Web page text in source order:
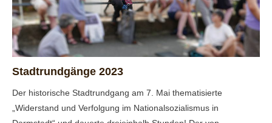
Stadtrundgänge 2023
Der historische Stadtrundgang am 7. Mai thematisierte
„Widerstand und Verfolgung im Nationalsozialismus in